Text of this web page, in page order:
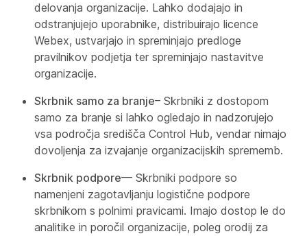
delovanja organizacije. Lahko dodajajo in
odstranjujejo uporabnike, distribuirajo licence
Webex, ustvarjajo in spreminjajo predloge
pravilnikov podjetja ter spreminjajo nastavitve
organizacije.
Skrbnik samo za branje– Skrbniki z dostopom
samo za branje si lahko ogledajo in nadzorujejo
vsa področja središča Control Hub, vendar nimajo
dovoljenja za izvajanje organizacijskih sprememb.
Skrbnik podpore— Skrbniki podpore so
namenjeni zagotavljanju logistične podpore
skrbnikom s polnimi pravicami. Imajo dostop le do
analitike in poročil organizacije, poleg orodij za